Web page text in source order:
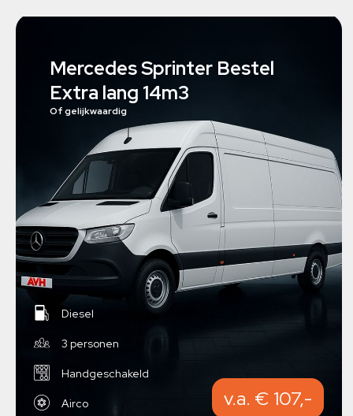
Mercedes Sprinter Bestel
Extra lang 14m3
Of gelijkwaardig
Diesel
3 personen
Handgeschakeld
Airco v.a. € 107,-